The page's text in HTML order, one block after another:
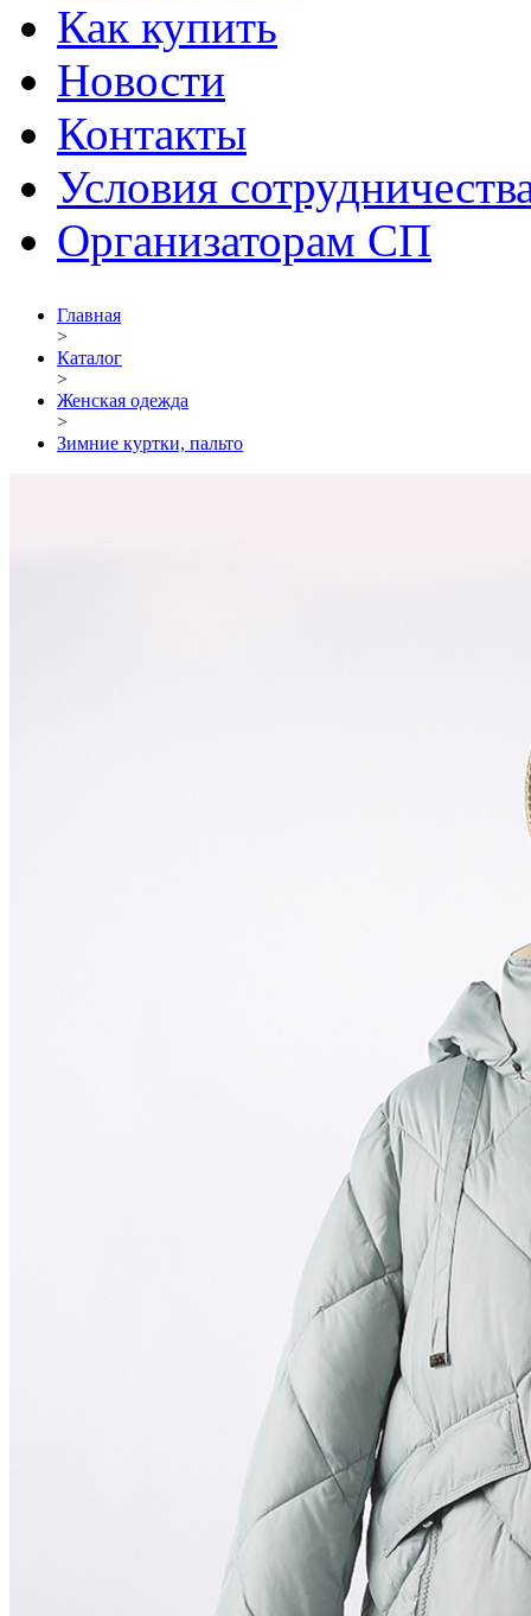
Как купить
Новости
Контакты
Условия
Организаторам СП
Главная
>
Каталог
>
Женская одежда
>
Зимние куртки, пальто